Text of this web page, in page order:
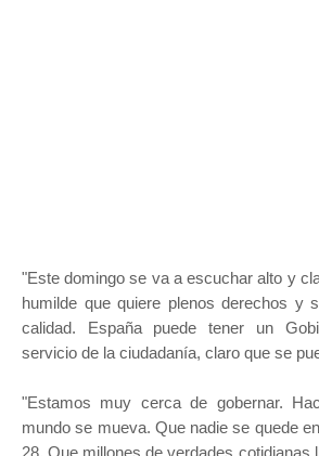
"Este domingo se va a escuchar alto y
humilde que quiere plenos derechos y
calidad. España puede tener un
servicio de la ciudadanía, claro que se
"Estamos muy cerca de gobernar.
mundo se mueva. Que nadie se quede